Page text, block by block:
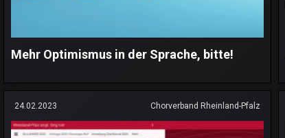
Mehr Optimismus in der Sprache, bitte!
24.02.2023 Chorverband Rheinland-Pfalz